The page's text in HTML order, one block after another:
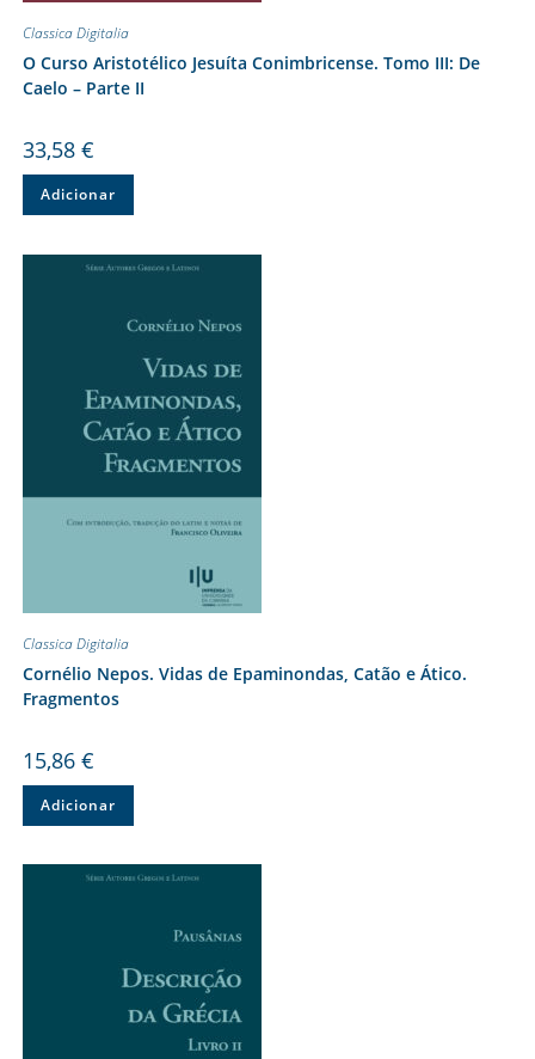
Classica Digitalia
O Curso Aristotélico Jesuíta Conimbricense. Tomo III: De
Caelo – Parte II
33,58 €
Adicionar
Classica Digitalia
Cornélio Nepos. Vidas de Epaminondas, Catão e Ático.
Fragmentos
15,86 €
Adicionar